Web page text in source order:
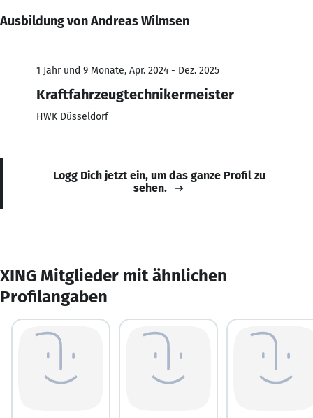
Ausbildung von Andreas Wilmsen
1 Jahr und 9 Monate, Apr. 2024 - Dez. 2025
Kraftfahrzeugtechnikermeister
HWK Düsseldorf
Logg Dich jetzt ein, um das ganze Profil zu
sehen.
XING Mitglieder mit ähnlichen
Profilangaben